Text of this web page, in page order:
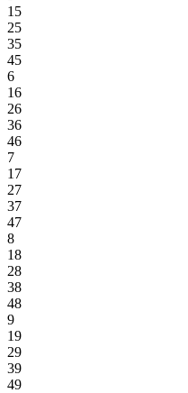
15
25
35
45
6
16
26
36
46
7
17
27
37
47
8
18
28
38
48
9
19
29
39
49